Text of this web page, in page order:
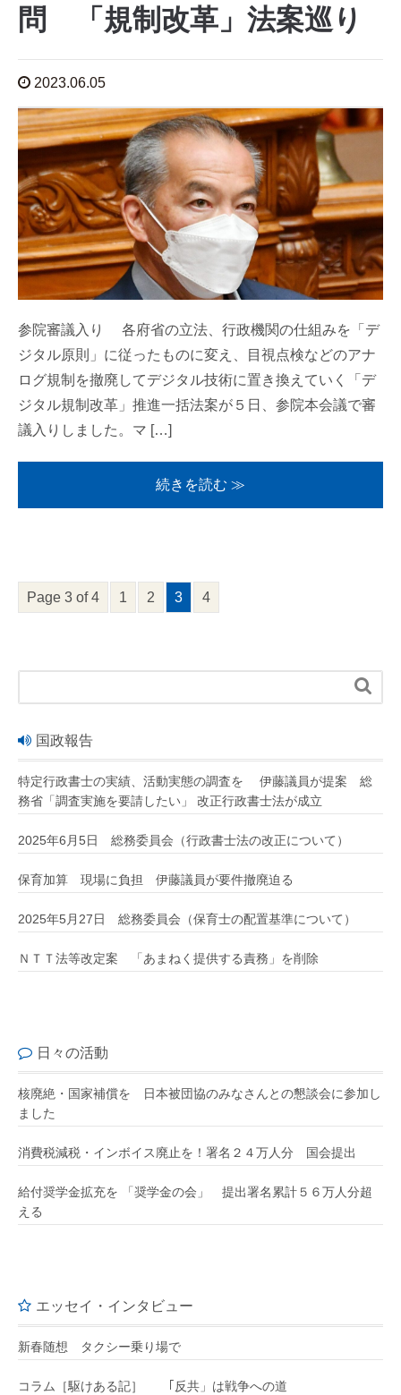
問 「規制改革」法案巡り
2023.06.05
参院審議入り 各府省の立法、行政機関の仕組みを「デ
ジタル原則」に従ったものに変え、目視点検などのアナ
ログ規制を撤廃してデジタル技術に置き換えていく「デ
ジタル規制改革」推進一括法案が５日、参院本会議で審
議入りしました。マ […]
続きを読む ≫
Page 3 of 4 1 2 3 4

国政報告
特定行政書士の実績、活動実態の調査を 伊藤議員が提案 総
務省「調査実施を要請したい」 改正行政書士法が成立
2025年6月5日 総務委員会（行政書士法の改正について）
保育加算 現場に負担 伊藤議員が要件撤廃迫る
2025年5月27日 総務委員会（保育士の配置基準について）
ＮＴＴ法等改定案 「あまねく提供する責務」を削除
日々の活動
核廃絶・国家補償を 日本被団協のみなさんとの懇談会に参加し
ました
消費税減税・インボイス廃止を！署名２４万人分 国会提出
給付奨学金拡充を 「奨学金の会」 提出署名累計５６万人分超
える
エッセイ・インタビュー
新春随想 タクシー乗り場で
コラム［駆けある記］ ｢反共」は戦争への道